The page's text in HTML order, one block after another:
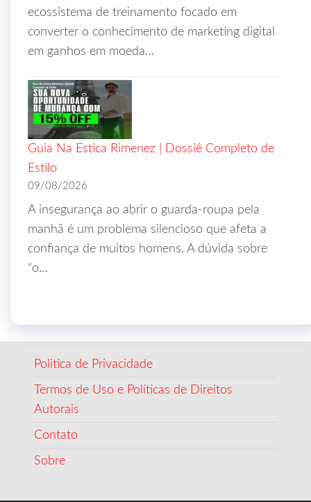
ecossistema de treinamento focado em
converter o conhecimento de marketing digital
em ganhos em moeda…
Guia Na Estica Rimenez | Dossiê Completo de
Estilo
09/08/2026
A insegurança ao abrir o guarda-roupa pela
manhã é um problema silencioso que afeta a
confiança de muitos homens. A dúvida sobre
“o…
Politica de Privacidade
Termos de Uso e Políticas de Direitos
Autorais
Contato
Sobre